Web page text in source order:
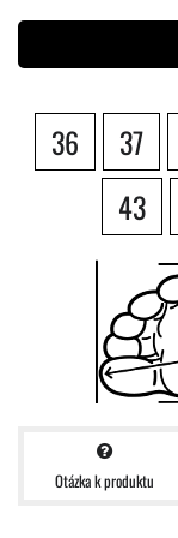
36 37
43
Otázka k produktu